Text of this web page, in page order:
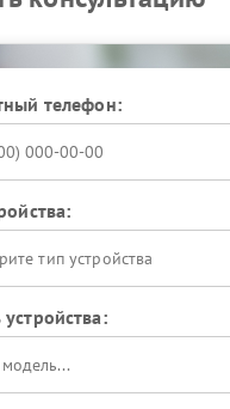
менять
Доверьте решение
— это позволит
телефон:
тип устройства